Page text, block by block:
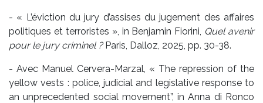
- « L’éviction du jury d’assises du jugement des affaires
politiques et terroristes », in Benjamin Fiorini, Quel avenir
pour le jury criminel ?Paris, Dalloz, 2025, pp. 30-38.
- Avec Manuel Cervera-Marzal, « The repression of the
yellow vests : police, judicial and legislative response to
an unprecedented social movement”, in Anna di Ronco